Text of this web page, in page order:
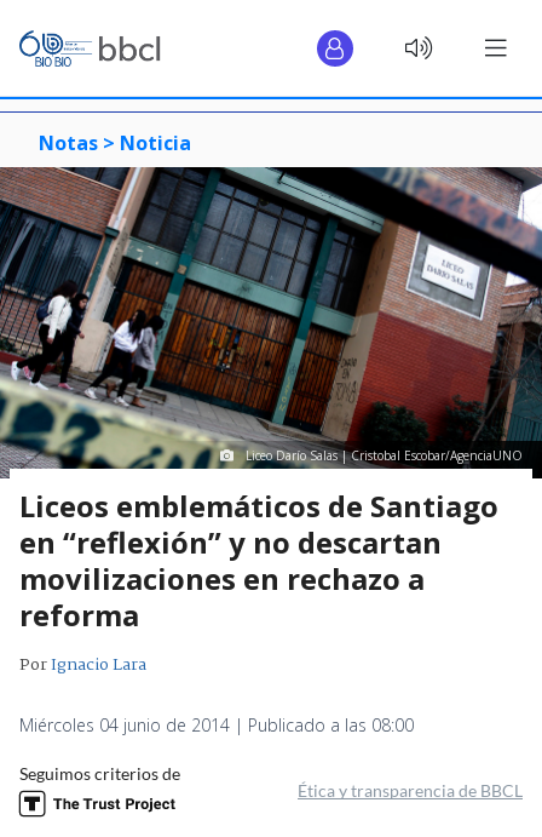
Notas > Noticia
Liceo Darío Salas | Cristobal Escobar/AgenciaUNO
Liceos emblemáticos de Santiago
en “reflexión” y no descartan
movilizaciones en rechazo a
reforma
PorIgnacio Lara
Miércoles 04 junio de 2014 | Publicado a las 08:00
Seguimos criterios de
Ética y transparencia de BBCL